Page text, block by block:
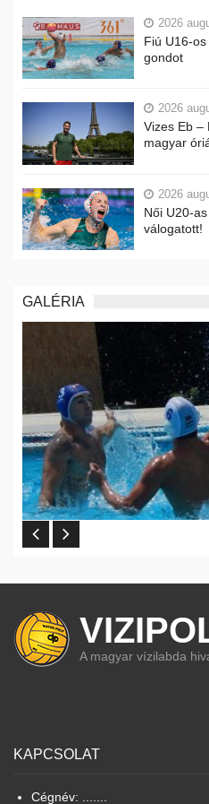
2026
Fiú U16-
gondot
2026
Vizes Eb –
magyar
2026
Női U20-
válogatott!
GALÉRIA
A magyar vízilabda
KAPCSOLAT
Cégnév: .......